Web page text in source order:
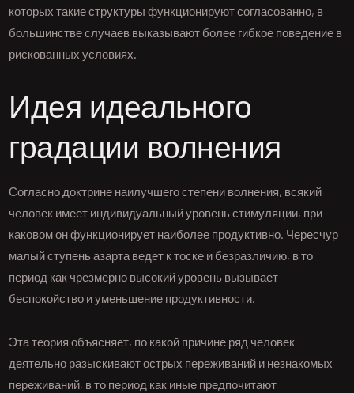
которых такие структуры функционируют согласованно, в
большинстве случаев выказывают более гибкое поведение в
рискованных условиях.
Идея идеального
градации волнения
Согласно доктрине наилучшего степени волнения, всякий
человек имеет индивидуальный уровень стимуляции, при
каковом он функционирует наиболее продуктивно. Чересчур
малый ступень азарта ведет к тоске и безразличию, в то
период как чрезмерно высокий уровень вызывает
беспокойство и уменьшение продуктивности.
Эта теория объясняет, по какой причине ряд человек
деятельно разыскивают острых переживаний и незнакомых
переживаний, в то период как иные предпочитают